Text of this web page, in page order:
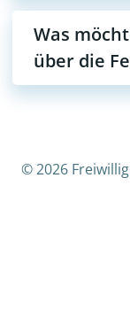
Was
über die
© 2026